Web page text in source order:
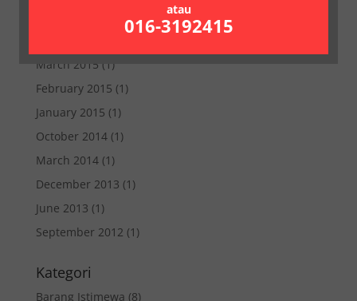
(2)
March 2015 (1)
February 2015 (1)
January 2015 (1)
October 2014(1)
March 2014(1)
December 2013 (1)
June 2013 (1)
September 2012 (1)
Kategori
Barang Istimewa (8)
atau
016-3192415